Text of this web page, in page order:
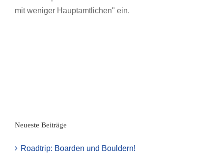
mit weniger Hauptamtlichen" ein.
Neueste Beiträge
Roadtrip: Boarden und Bouldern!